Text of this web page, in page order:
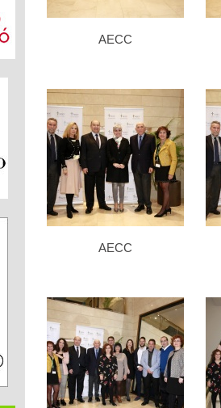
AECC
AECC